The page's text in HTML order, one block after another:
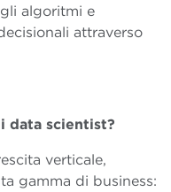
algoritmi e
attraverso
data scientist?
verticale,
gamma di business: